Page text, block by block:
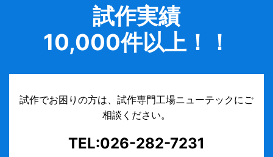
試作実績
10,000件以上！！
試作でお困りの方は、試作専門工場ニューテックにご
相談ください。
TEL:026-282-7231